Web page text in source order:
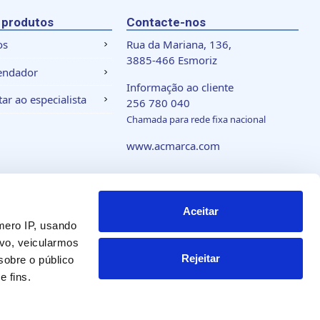
IP, usando
veicularmos
o público
fins.
Aceitar
Rejeitar
produtos
ao especialista
Contacte-nos
Rua da Mariana, 136,
3885-466 Esmoriz
Informação ao cliente
256 780 040
Chamada para rede fixa nacional
www.acmarca.com